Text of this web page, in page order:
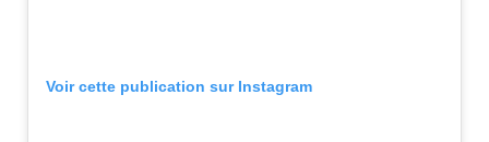
Voir cette publication sur Instagram